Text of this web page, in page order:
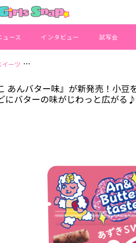
ュース インタビュー 試写会
イーツ 『おやつりこ あんバター味』が新発
あんバター味』が新発売！小
にバターの味がじわっと広がる♪